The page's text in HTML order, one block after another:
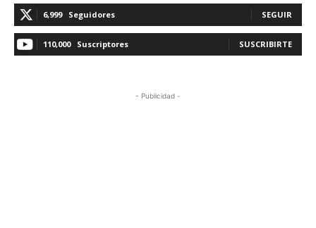
6,999 Seguidores SEGUIR
110,000 Suscriptores SUSCRIBIRTE
- Publicidad -